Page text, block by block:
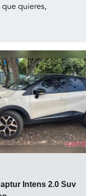
quieres,
Intens 2.0 Suv